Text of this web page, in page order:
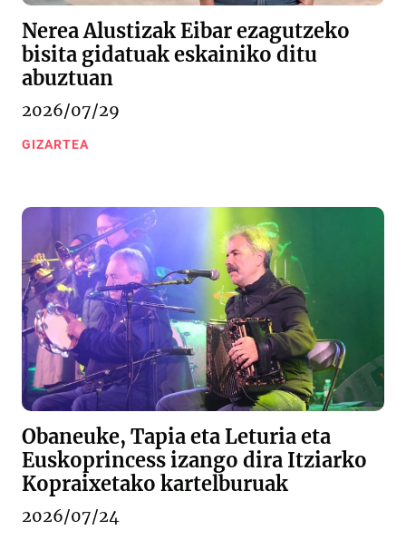
Nerea Alustizak Eibar ezagutzeko
bisita gidatuak eskainiko ditu
abuztuan
2026/07/29
GIZARTEA
Obaneuke, Tapia eta Leturia eta
Euskoprincess izango dira Itziarko
Kopraixetako kartelburuak
2026/07/24